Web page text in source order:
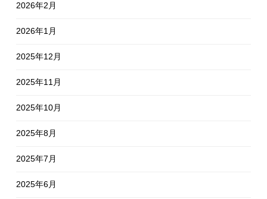
2026年2月
2026年1月
2025年12月
2025年11月
2025年10月
2025年8月
2025年7月
2025年6月